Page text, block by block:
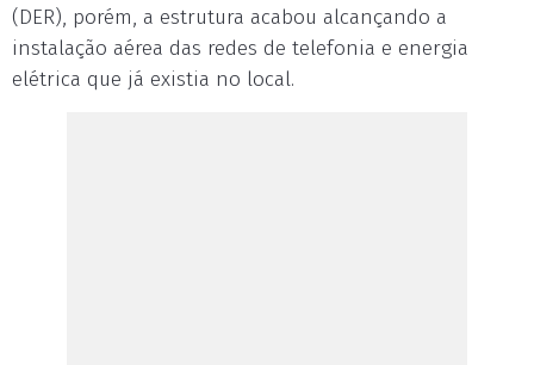
(DER), porém, a estrutura acabou alcançando a
instalação aérea das redes de telefonia e energia
elétrica que já existia no local.